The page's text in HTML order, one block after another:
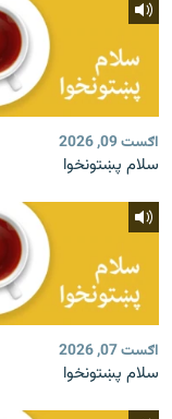
اګست 09, 2026
سلام پښتونخوا
اګست 07, 2026
سلام پښتونخوا